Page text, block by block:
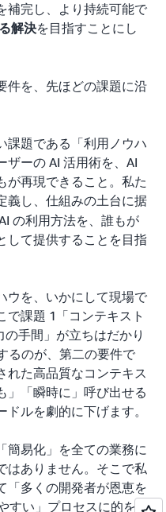
補完し、より持続可能で
解決を目指すことにし
件を、先ほどの課題に沿
課題である「利用ノウハ
ザーの AI 活用術を、AI
が再現できること。私た
義し、仕組みの土台に据
の利用方法を、誰もが
して提供することを目指
ウを、いかにして現場で
で課題 1「コンテキスト
手間」が立ちはだかり
るのが、第二の要件で
れた高品質なコンテキス
」「瞬時に」呼び出せる
ルを劇的に下げます。
簡易化」を全ての業務に
はありません。そこで私
「多くの開発者が恩恵を
すい」プロセスに的を